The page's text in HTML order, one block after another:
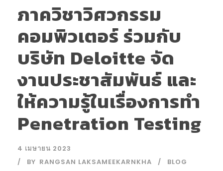
ภาควิชาวิศวกรรม
คอมพิวเตอร์ ร่วมกับ
บริษัท Deloitte จัด
งานประชาสัมพันธ์ และ
ให้ความรู้ในเรื่องการทำ
Penetration Testing
4 เมษายน 2023
BY RANGSAN LAKSAMEEKARNKHA BLOG